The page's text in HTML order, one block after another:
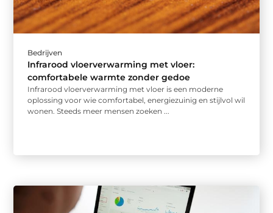
Bedrijven
Infrarood vloerverwarming met vloer:
comfortabele warmte zonder gedoe
Infrarood vloerverwarming met vloer is een moderne
oplossing voor wie comfortabel, energiezuinig en stijlvol wil
wonen. Steeds meer mensen zoeken ...